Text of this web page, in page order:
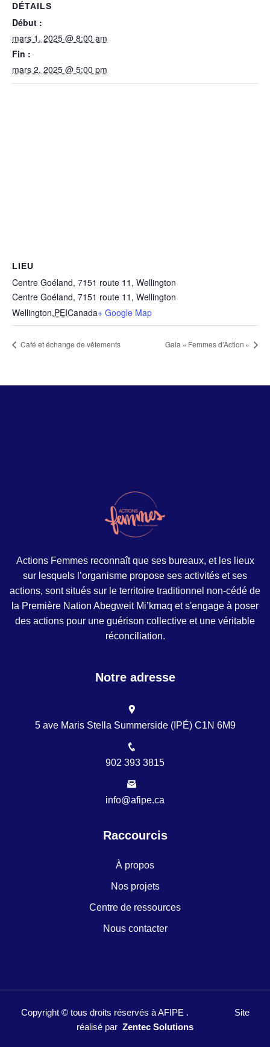
DÉTAILS
Début :
mars 1, 2025 @ 8:00 am
Fin :
mars 2, 2025 @ 5:00 pm
LIEU
Centre Goéland, 7151 route 11, Wellington
Centre Goéland, 7151 route 11, Wellington
Wellington,PEICanada+ Google Map
Café et échange de vêtements Gala « Femmes d’Action »
Actions Femmes reconnaît que ses bureaux, et les lieux
sur lesquels l’organisme propose ses activités et ses
actions, sont situés sur le territoire traditionnel non-cédé de
la Première Nation Abegweit Mi’kmaq et s'engage à poser
des actions pour une guérison collective et une véritable
réconciliation.
Notre adresse
5 ave Maris Stella Summerside (IPÉ) C1N 6M9
902 393 3815
info@afipe.ca
Raccourcis
À propos
Nos projets
Centre de ressources
Nous contacter
Copyright © tous droits réservés àAFIPE . Site
réalisé par Zentec Solutions